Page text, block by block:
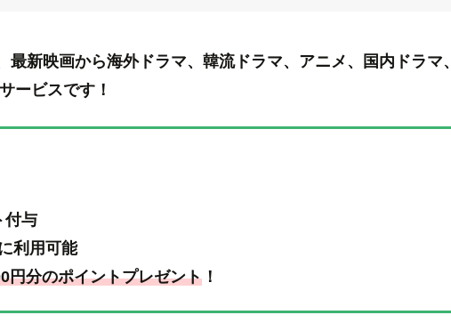
新映画から海外ドラマ、韓流ドラマ、アニメ、国内ドラマ、
ービスです！
付与
利用可能
円分のポイントプレゼント ！